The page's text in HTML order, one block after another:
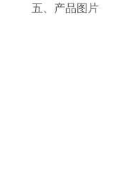
五、产品图片